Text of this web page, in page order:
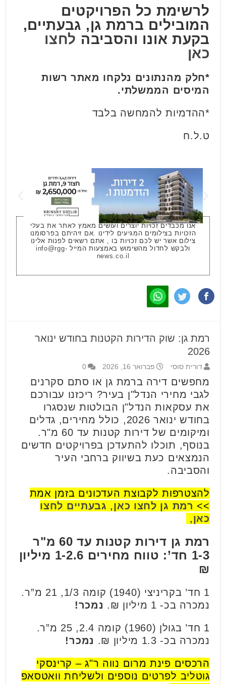
לרשימת כל הפרויקטים
המובילים ברמת גן, גבעתיים,
בקעת אונו והסביבה לחצו
כאן
*חלק מהנתונים נלקחו מאתר רשות
המיסים הממשלתי.
*ההדמיות להמחשה בלבד
ט.ל.ח
אנו מכבדים זכויות יוצרים ועושים מאמץ לאתר את בעלי
הזכויות בצילומים המגיעים לידינו .אם זיהיתם בפרסומנו
צילום אשר יש לכם זכויות בו , אתם רשאים לפנות אלינו
ולבקש לחדול מהשימוש באמצעות המייל info@rgg-
news.co.il
רמת גן: שוק הדירות הקטנות בחודש ינואר
2026
דורית סוסי פברואר 16, 2026 0
מחפשים דירה ברמת גן או סתם סקרנים
לגבי מחירי הנדל"ן בעיר? ריכזנו עבורכם
את עסקאות הנדל"ן הבולטות שנסגרו
בחודש ינואר 2026, כולל מחירים, גדלים
ומיקומים של דירות קטנות עד 60 מ"ר.
בנוסף, תוכלו להתעדכן בפרויקטים חדשים
הנמצאים כעת בשיווק ברחבי העיר
והסביבה.
להצטרפות לקבוצת העדכונים בזמן אמת
>> רמת גן לחצו כאן, גבעתיים לחצו
כאן,
רמת גן דירות קטנות עד 60 מ"ר
1-3 חד’: טווח מחירים 1-2.6 מיליון
₪
1 חד’ בקריניצי (1940) קומה 1/3, 21 מ”ר.
נמכרה בכ- 1 מיליון ₪.
נמכר!
1 חד’ בגולן (1960) קומה 2.4, 25 מ”ר.
נמכרה בכ- 1.3 מיליון ₪.
נמכר!
הרכסים פינת מרום נווה ר"ג – קרינסקי
גוטליב לפרטים נוספים ולשליחת וואטסאפ